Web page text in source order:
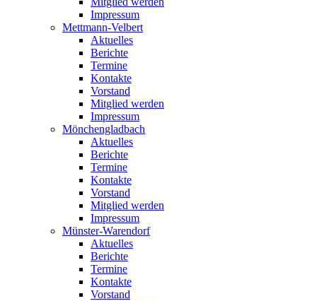
Impressum
Mettmann-Velbert
Aktuelles
Berichte
Termine
Kontakte
Vorstand
Mitglied werden
Impressum
Mönchengladbach
Aktuelles
Berichte
Termine
Kontakte
Vorstand
Mitglied werden
Impressum
Münster-Warendorf
Aktuelles
Berichte
Termine
Kontakte
Vorstand